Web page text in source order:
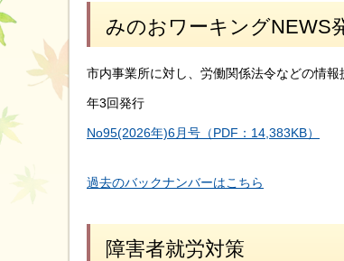
みのおワーキングNEWS
市内事業所に対し、労働関係法令などの情報
年3回発行
No95(2026年)6月号（PDF：14,383KB）
過去のバックナンバーはこちら
障害者就労対策